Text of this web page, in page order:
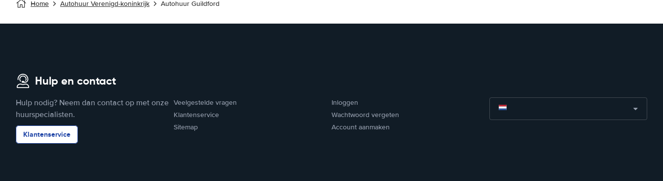
Home Autohuur Verenigd-koninkrijk Autohuur Guildford
Hulp en contact
Hulp nodig? Neem dan contact op met onze
huurspecialisten.
Klantenservice
Veelgestelde vragen
Klantenservice
Sitemap
Inloggen
Wachtwoord vergeten
Account aanmaken